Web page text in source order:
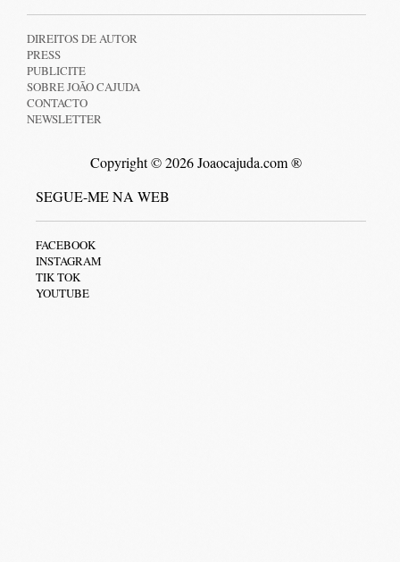
DIREITOS DE AUTOR
PRESS
PUBLICITE
SOBRE JOÃO CAJUDA
CONTACTO
NEWSLETTER
Copyright © 2026 Joaocajuda.com ®
SEGUE-ME NA WEB
FACEBOOK
INSTAGRAM
TIK TOK
YOUTUBE